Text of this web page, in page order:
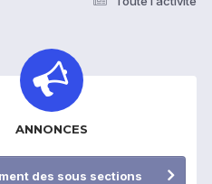
ANNONCES
des sous sections